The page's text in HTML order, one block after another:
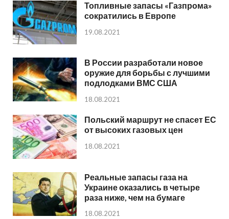
Топливные запасы «Газпрома»
сократились в Европе
19.08.2021
В России разработали новое
оружие для борьбы с лучшими
подлодками ВМС США
18.08.2021
Польский маршрут не спасет ЕС
от высоких газовых цен
18.08.2021
Реальные запасы газа на
Украине оказались в четыре
раза ниже, чем на бумаге
18.08.2021